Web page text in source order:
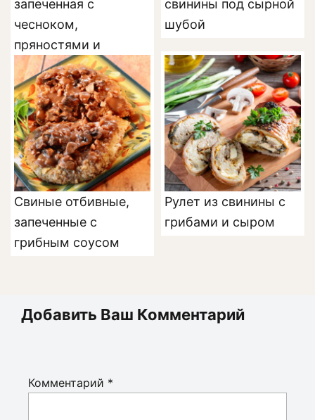
запеченная с
чесноком,
пряностями и
майонезом
свинины под сырной
шубой
Свиные отбивные,
запеченные с
грибным соусом
Рулет из свинины с
грибами и сыром
Добавить Ваш Комментарий
Комментарий *